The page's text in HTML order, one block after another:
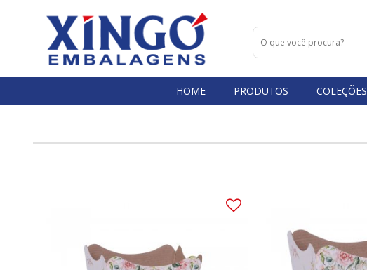
HOME PRODUTOS COLEÇÕES